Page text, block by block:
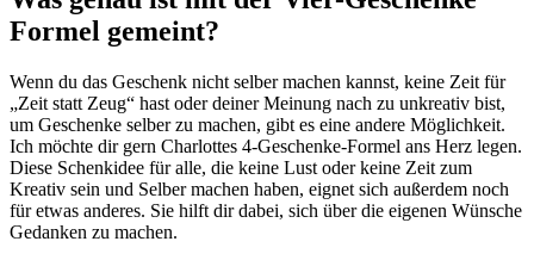
Formel gemeint?
Wenn du das Geschenk nicht selber machen kannst, keine Zeit für
„Zeit statt Zeug“ hast oder deiner Meinung nach zu unkreativ bist,
um Geschenke selber zu machen, gibt es eine andere Möglichkeit.
Ich möchte dir gern Charlottes 4-Geschenke-Formel ans Herz legen.
Diese Schenkidee für alle, die keine Lust oder keine Zeit zum
Kreativ sein und Selber machen haben, eignet sich außerdem noch
für etwas anderes. Sie hilft dir dabei, sich über die eigenen Wünsche
Gedanken zu machen.